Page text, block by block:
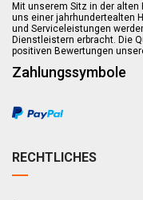
Mit unserem Sitz in der
uns einer jahrhundertealten
und Serviceleistungen
Dienstleistern erbracht. Die
positiven Bewertungen
Zahlungssymbole
RECHTLICHES